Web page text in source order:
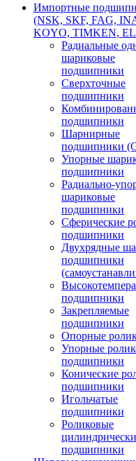
Импортные
(NSK, SKF, FAG,
KOYO, TIMKEN,
Радиальные
шариковые
подшипники
Сверхточные
подшипники
подшипники
Шарнирные
подшипники
Упорные
подшипники
Радиально-
шариковые
подшипники
Сферические
подшипники
Двухрядные
подшипники
подшипники
Закрепляемые
подшипники
Опорные
Упорные
подшипники
Конические
подшипники
Игольчатые
подшипники
Роликовые
подшипники